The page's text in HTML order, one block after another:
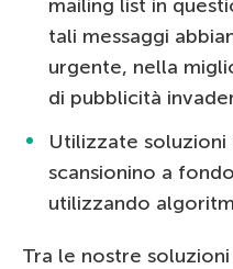
mailing list in
tali messaggi
urgente, nella
di pubblicità
Utilizzate soluzioni
scansionino a
utilizzando
Tra le nostre